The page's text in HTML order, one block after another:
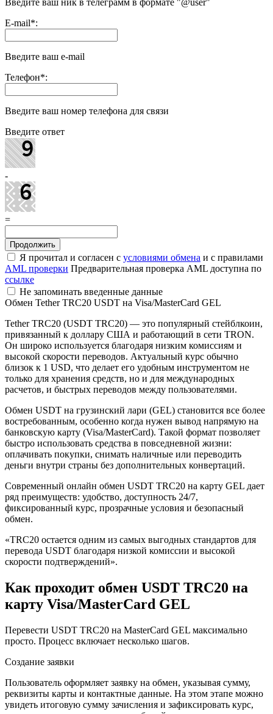
Введите ваш ник в телеграмм в формате "@user"
E-mail*:
Введите ваш e-mail
Телефон*:
Введите ваш номер телефона для связи
Введите ответ
-
=
Я прочитал и согласен с условиями обмена и с правилами
AML проверки Предварительная проверка AML доступна по
ссылке
Не запоминать введенные данные
Обмен Tether TRC20 USDT на Visa/MasterCard GEL
Tether TRC20 (USDT TRC20) — это популярный стейблкоин,
привязанный к доллару США и работающий в сети TRON.
Он широко используется благодаря низким комиссиям и
высокой скорости переводов. Актуальный курс обычно
близок к 1 USD, что делает его удобным инструментом не
только для хранения средств, но и для международных
расчетов, и быстрых переводов между пользователями.
Обмен USDT на грузинский лари (GEL) становится все более
востребованным, особенно когда нужен вывод напрямую на
банковскую карту (Visa/MasterCard). Такой формат позволяет
быстро использовать средства в повседневной жизни:
оплачивать покупки, снимать наличные или переводить
деньги внутри страны без дополнительных конвертаций.
Современный онлайн обмен USDT TRC20 на карту GEL дает
ряд преимуществ: удобство, доступность 24/7,
фиксированный курс, прозрачные условия и безопасный
обмен.
«TRC20 остается одним из самых выгодных стандартов для
перевода USDT благодаря низкой комиссии и высокой
скорости подтверждений».
Как проходит обмен USDT TRC20 на
карту Visa/MasterCard GEL
Перевести USDT TRC20 на MasterCard GEL максимально
просто. Процесс включает несколько шагов.
Создание заявки
Пользователь оформляет заявку на обмен, указывая сумму,
реквизиты карты и контактные данные. На этом этапе можно
увидеть итоговую сумму зачисления и зафиксировать курс,